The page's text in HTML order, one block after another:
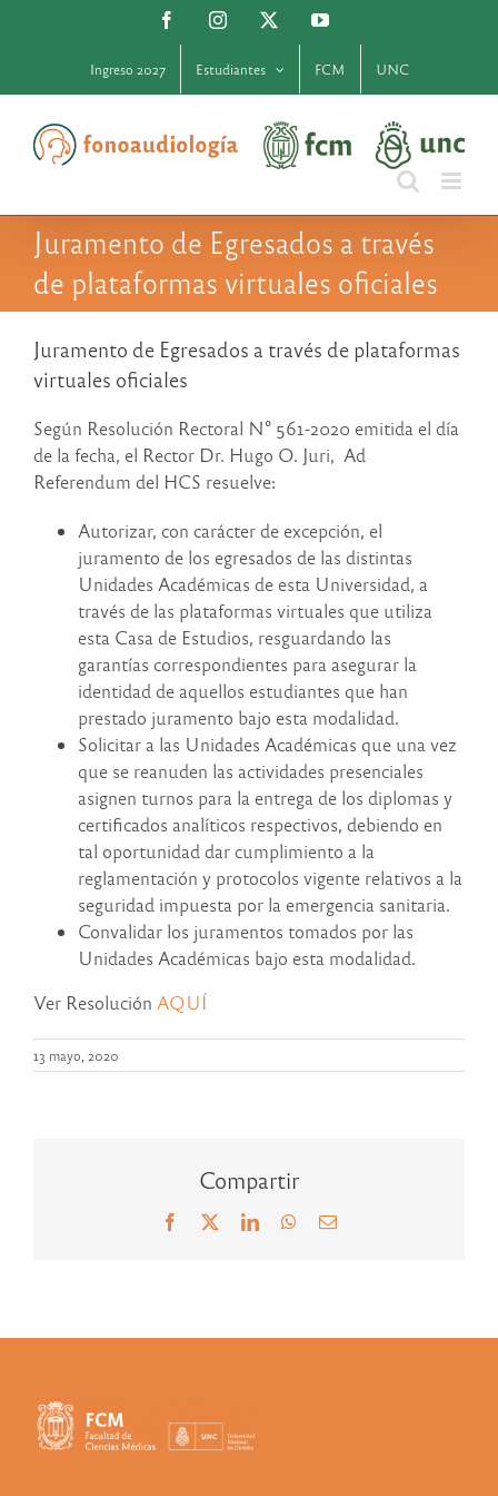
FacebookInstagram YouTube
Ingreso 2027 Estudiantes FCM UNC
Juramento de Egresados a través
de plataformas virtuales oficiales
Juramento de Egresados a través de plataformas
virtuales oficiales
Según Resolución Rectoral N° 561-2020 emitida el día
de la fecha, el Rector Dr. Hugo O. Juri, Ad
Referendum del HCS resuelve:
Autorizar, con carácter de excepción, el
juramento de los egresados de las distintas
Unidades Académicas de esta Universidad, a
través de las plataformas virtuales que utiliza
esta Casa de Estudios, resguardando las
garantías correspondientes para asegurar la
identidad de aquellos estudiantes que han
prestado juramento bajo esta modalidad.
Solicitar a las Unidades Académicas que una vez
que se reanuden las actividades presenciales
asignen turnos para la entrega de los diplomas y
certificados analíticos respectivos, debiendo en
tal oportunidad dar cumplimiento a la
reglamentación y protocolos vigente relativos a la
seguridad impuesta por la emergencia sanitaria.
Convalidar los juramentos tomados por las
Unidades Académicas bajo esta modalidad.
Ver Resolución AQUÍ
13 mayo, 2020
Compartir
Facebook LinkedInWhatsApp
Correo